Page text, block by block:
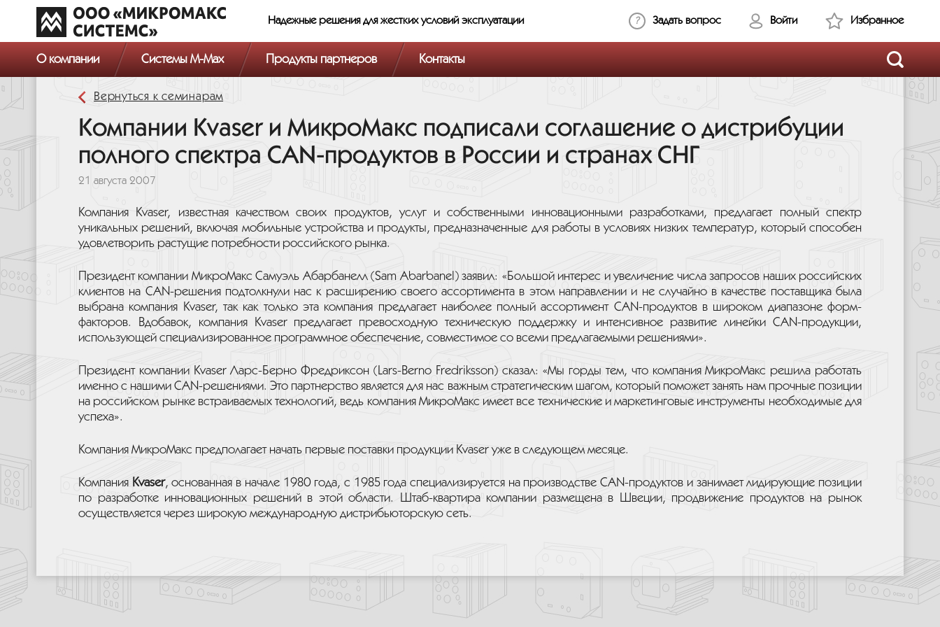
Надежные решения для жестких условий эксплуатации Задать вопрос Войти Избранное
О компании Системы M-Max Продукты партнеров Контакты
Вернуться к семинарам
Компании Kvaser и МикроМакс подписали соглашение о дистрибуции
полного спектра CAN-продуктов в России и странах СНГ
21 августа 2007
Компания Kvaser, известная качеством своих продуктов, услуг и собственными инновационными разработками, предлагает полный спектр
уникальных решений, включая мобильные устройства и продукты, предназначенные для работы в условиях низких температур, который способен
удовлетворить растущие потребности российского рынка.
Президент компании МикроМакс Самуэль Абарбанелл (Sam Abarbanel) заявил: «Большой интерес и увеличение числа запросов наших российских
клиентов на CAN-решения подтолкнули нас к расширению своего ассортимента в этом направлении и не случайно в качестве поставщика была
выбрана компания Kvaser, так как только эта компания предлагает наиболее полный ассортимент CAN-продуктов в широком диапазоне форм-
факторов. Вдобавок, компания Kvaser предлагает превосходную техническую поддержку и интенсивное развитие линейки CAN-продукции,
использующей специализированное программное обеспечение, совместимое со всеми предлагаемыми решениями».
Президент компании Kvaser Ларс-Берно Фредриксон (Lars-Berno Fredriksson) сказал: «Мы горды тем, что компания МикроМакс решила работать
именно с нашими CAN-решениями. Это партнерство является для нас важным стратегическим шагом, который поможет занять нам прочные позиции
на российском рынке встраиваемых технологий, ведь компания МикроМакс имеет все технические и маркетинговые инструменты необходимые для
успеха».
Компания МикроМакс предполагает начать первые поставки продукции Kvaser уже в следующем месяце.
Компания Kvaser, основанная в начале 1980 года, с 1985 года специализируется на производстве CAN-продуктов и занимает лидирующие позиции
по разработке инновационных решений в этой области. Штаб-квартира компании размещена в Швеции, продвижение продуктов на рынок
осуществляется через широкую международную дистрибьюторскую сеть.